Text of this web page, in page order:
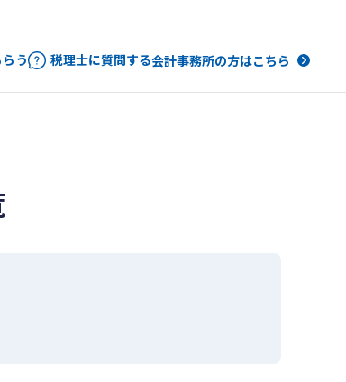
う 税理士に質問する会計事務所の方はこちら